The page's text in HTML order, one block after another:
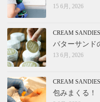
15 6月, 2026
CREAM SANDIES
バターサンド
13 6月, 2026
CREAM SANDIES
包みまくる！